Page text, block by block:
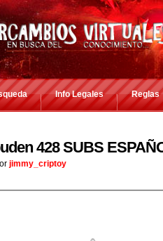
Info Legales Reglas
428 SUBS
jimmy_criptoy